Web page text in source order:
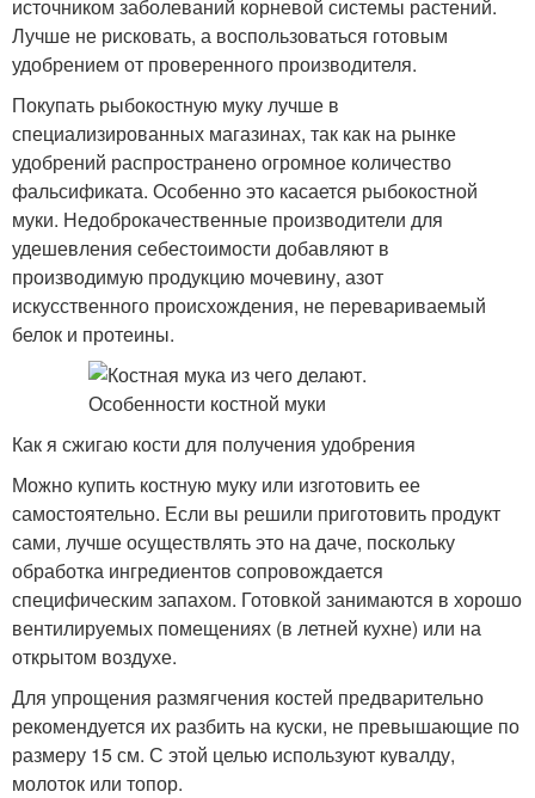
источником заболеваний корневой системы растений.
Лучше не рисковать, а воспользоваться готовым
удобрением от проверенного производителя.
Покупать рыбокостную муку лучше в
специализированных магазинах, так как на рынке
удобрений распространено огромное количество
фальсификата. Особенно это касается рыбокостной
муки. Недоброкачественные производители для
удешевления себестоимости добавляют в
производимую продукцию мочевину, азот
искусственного происхождения, не перевариваемый
белок и протеины.
Как я сжигаю кости для получения удобрения
Можно купить костную муку или изготовить ее
самостоятельно. Если вы решили приготовить продукт
сами, лучше осуществлять это на даче, поскольку
обработка ингредиентов сопровождается
специфическим запахом. Готовкой занимаются в хорошо
вентилируемых помещениях (в летней кухне) или на
открытом воздухе.
Для упрощения размягчения костей предварительно
рекомендуется их разбить на куски, не превышающие по
размеру 15 см. С этой целью используют кувалду,
молоток или топор.